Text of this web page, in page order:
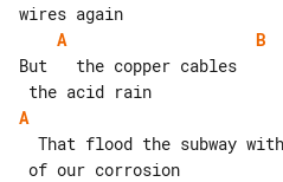
A
B
But   the copper cables
A